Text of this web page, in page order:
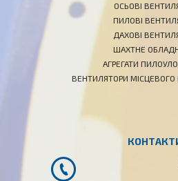
ОСЬОВІ
ПИЛОВІ
ДАХОВІ
ШАХТНЕ
АГРЕГАТИ
ВЕНТИЛЯТОРИ МІСЦЕВОГО